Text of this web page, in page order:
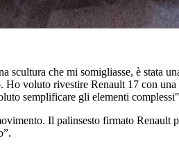
che mi somigliasse, è stata
voluto rivestire Renault 17 con
semplificare gli elementi
Il palinsesto firmato